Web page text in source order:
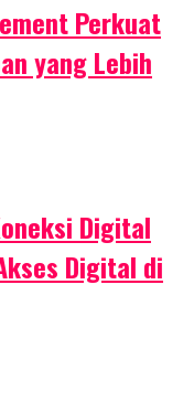
Perkuat
yang Lebih
Digital
Digital di